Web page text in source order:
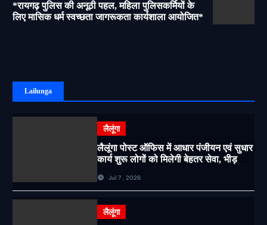
*रायगढ़ पुलिस की अनूठी पहल, महिला पुलिसकर्मियों के
लिए मासिक धर्म स्वच्छता जागरूकता कार्यशाला आयोजित*
Lailunga
लैलूंगा
लैलूंगा पोस्ट ऑफिस में आधार पंजीयन एवं सुधार
कार्य शुरू लोगों को मिलेगी बेहतर सेवा, भीड़ से
Jul 7 , 2026
लैलूंगा